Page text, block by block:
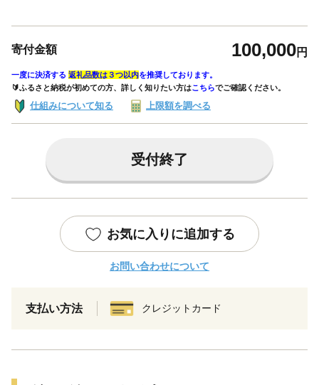
寄付金額 100,000円
一度に決済する 返礼品数は３つ以内を推奨しております。
🔰ふるさと納税が初めての方、詳しく知りたい方はこちらでご確認ください。
仕組みについて知る 上限額を調べる
受付終了
お気に入りに追加する
お問い合わせについて
支払い方法 クレジットカード